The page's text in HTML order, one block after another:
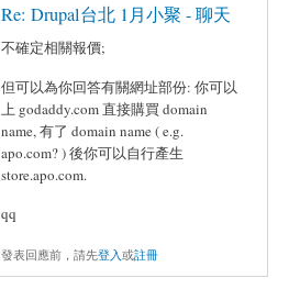
Re: Drupal台北 1月小聚 - 聊天
不確定相關報價;
但可以為你回答有關網址部份: 你可以
上 godaddy.com 直接購買 domain
name, 有了 domain name ( e.g.
apo.com? ) 後你可以自行產生
store.apo.com.
qq
發表回應前，請先登入或註冊